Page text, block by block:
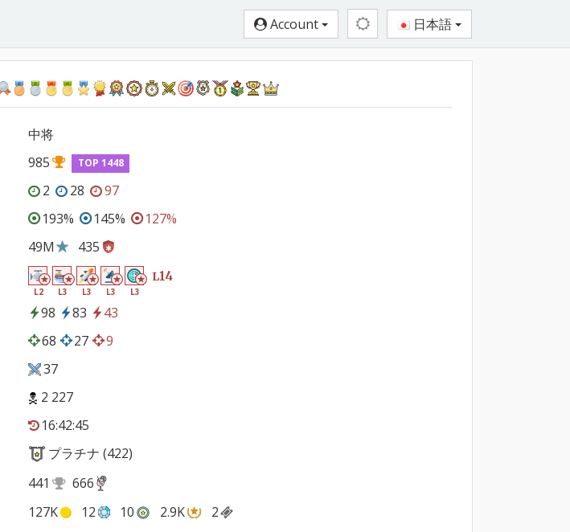
Account 日本語
中将
985 TOP 1448
2 28
97
193% 145%
127%
49M
435
L2 L3 L3 L3 L3
L14
98 83
43
68 27
9
37
2 227
16:42:45
プラチナ (422)
441
666
127K 12 10 2.9K 2